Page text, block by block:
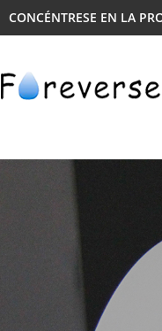
CONCÉNTRESE EN LA